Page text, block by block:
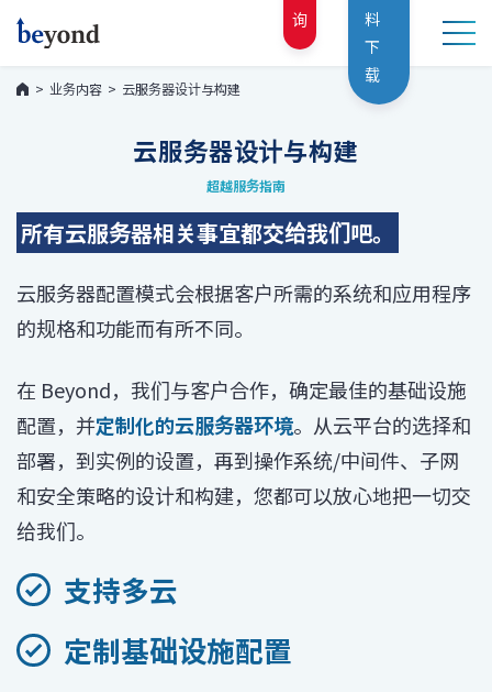
询
料
下
载
业务内容 云服务器设计与构建
云服务器设计与构建
超越服务指南
所有云服务器相关事宜都交给我们吧。
云服务器配置模式会根据客户所需的系统和应用程序
的规格和功能而有所不同。
在 Beyond，我们与客户合作，确定最佳的基础设施
配置，并定制化的云服务器环境。从云平台的选择和
部署，到实例的设置，再到操作系统/中间件、子网
和安全策略的设计和构建，您都可以放心地把一切交
给我们。
支持多云
定制基础设施配置